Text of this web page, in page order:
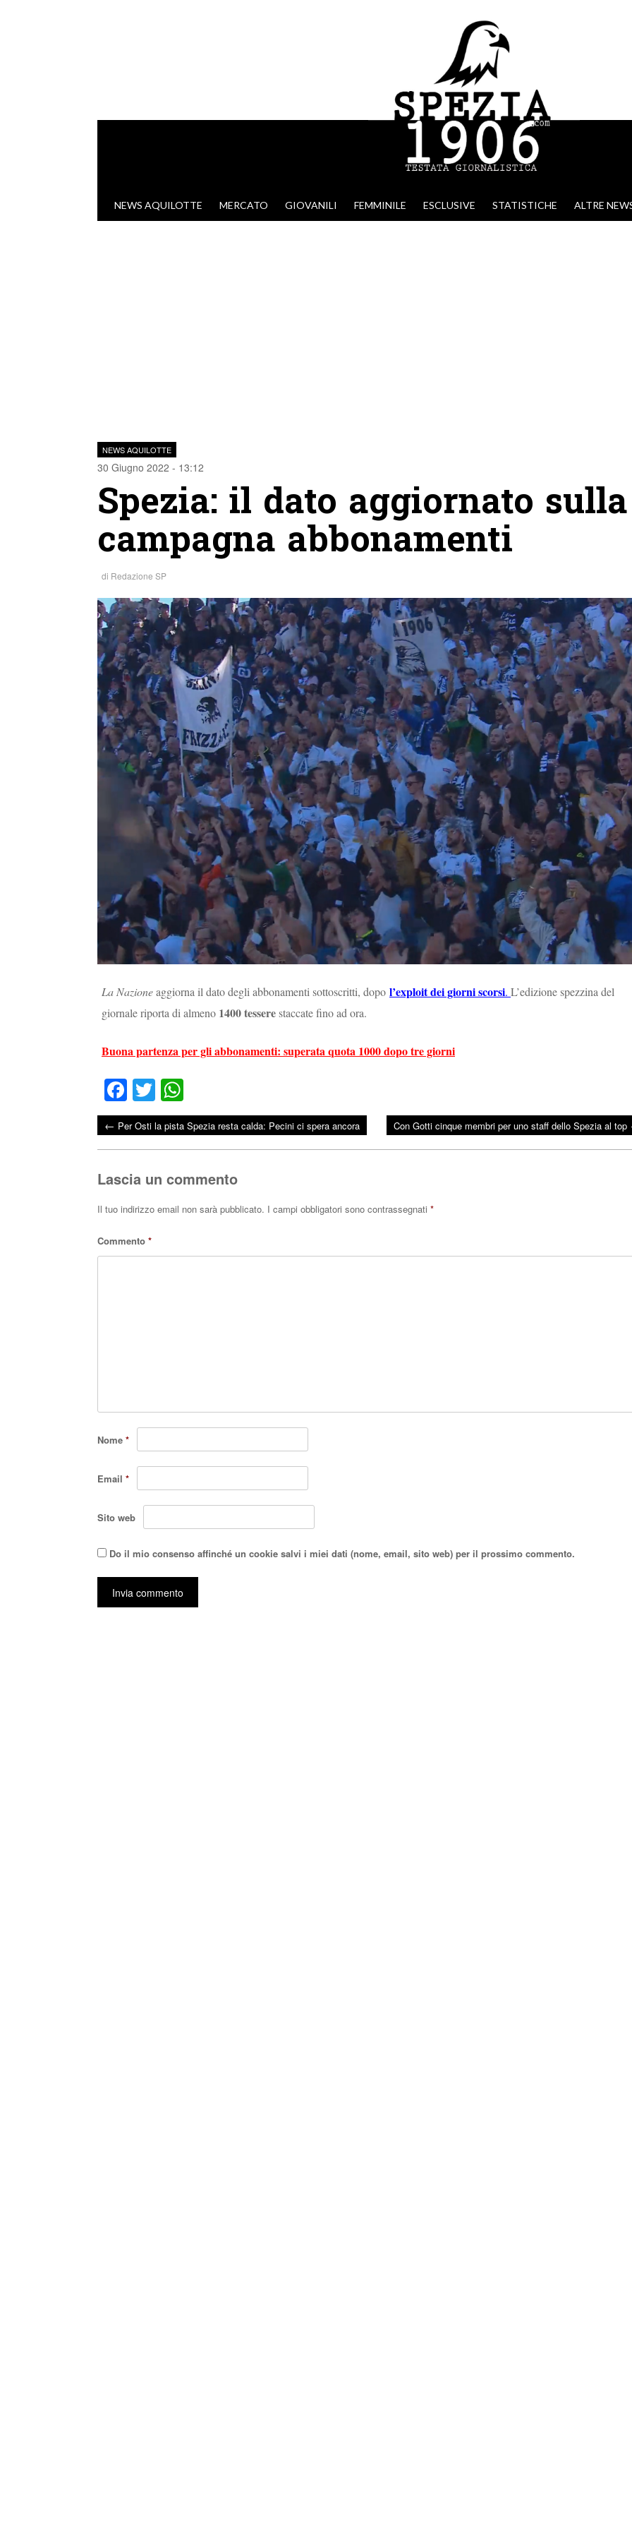
VAI AL CONTENUTO
NEWS AQUILOTTE MERCATO GIOVANILI FEMMINILE ESCLUSIVE STATISTICHE ALTRE
NEWS AQUILOTTE
30 Giugno 2022 - 13:12
Spezia: il dato aggiornato sulla
campagna abbonamenti
di Redazione SP
La Nazioneaggiorna il dato degli abbonamenti sottoscritti, dopo l’exploit dei giorni scorsi. L’edizione spezzina del
giornale riporta di almeno 1400 tesserestaccate fino ad ora.
Buona partenza per gli abbonamenti: superata quota 1000 dopo tre giorni
Fa
ce
bo
ok
T
wi
tte
r
ha
ts
A
pp
Post navigation
← Per Osti la pista Spezia resta calda: Pecini ci spera ancora Con Gotti cinque membri per uno staff dello Spezia al top
Lascia un commento
Il tuo indirizzo email non sarà pubblicato. I campi obbligatori sono contrassegnati *
Commento *
Nome *
Email *
Sito web
Do il mio consenso affinché un cookie salvi i miei dati (nome, email, sito web) per il prossimo commento.